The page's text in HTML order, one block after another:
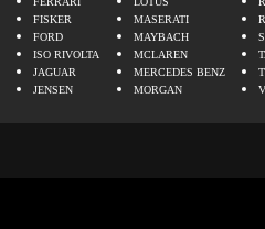
FISKER
FORD
ISO RIVOLTA
JAGUAR
JENSEN
MASERATI
MAYBACH
MCLAREN
MERCEDES BENZ
MORGAN